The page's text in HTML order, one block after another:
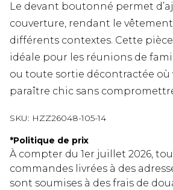
Le devant boutonné permet
couverture, rendant le
différents contextes. Cette
idéale pour les réunions de
ou toute sortie décontractée où
paraître chic sans
SKU: HZZ26048-105-14
*Politique de prix
À compter du 1er juillet 2026,
commandes livrées à des
sont soumises à des frais de